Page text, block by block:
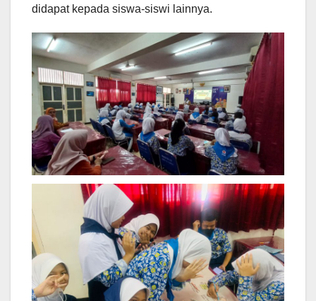
didapat kepada siswa-siswi lainnya.